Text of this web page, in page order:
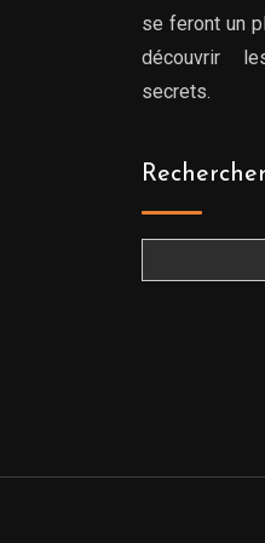
se feront un
découvrir
secrets.